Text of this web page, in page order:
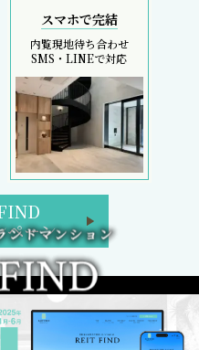
スマホで完結
内覧現地待ち合わせ
SMS・LINEで対応
ペーン